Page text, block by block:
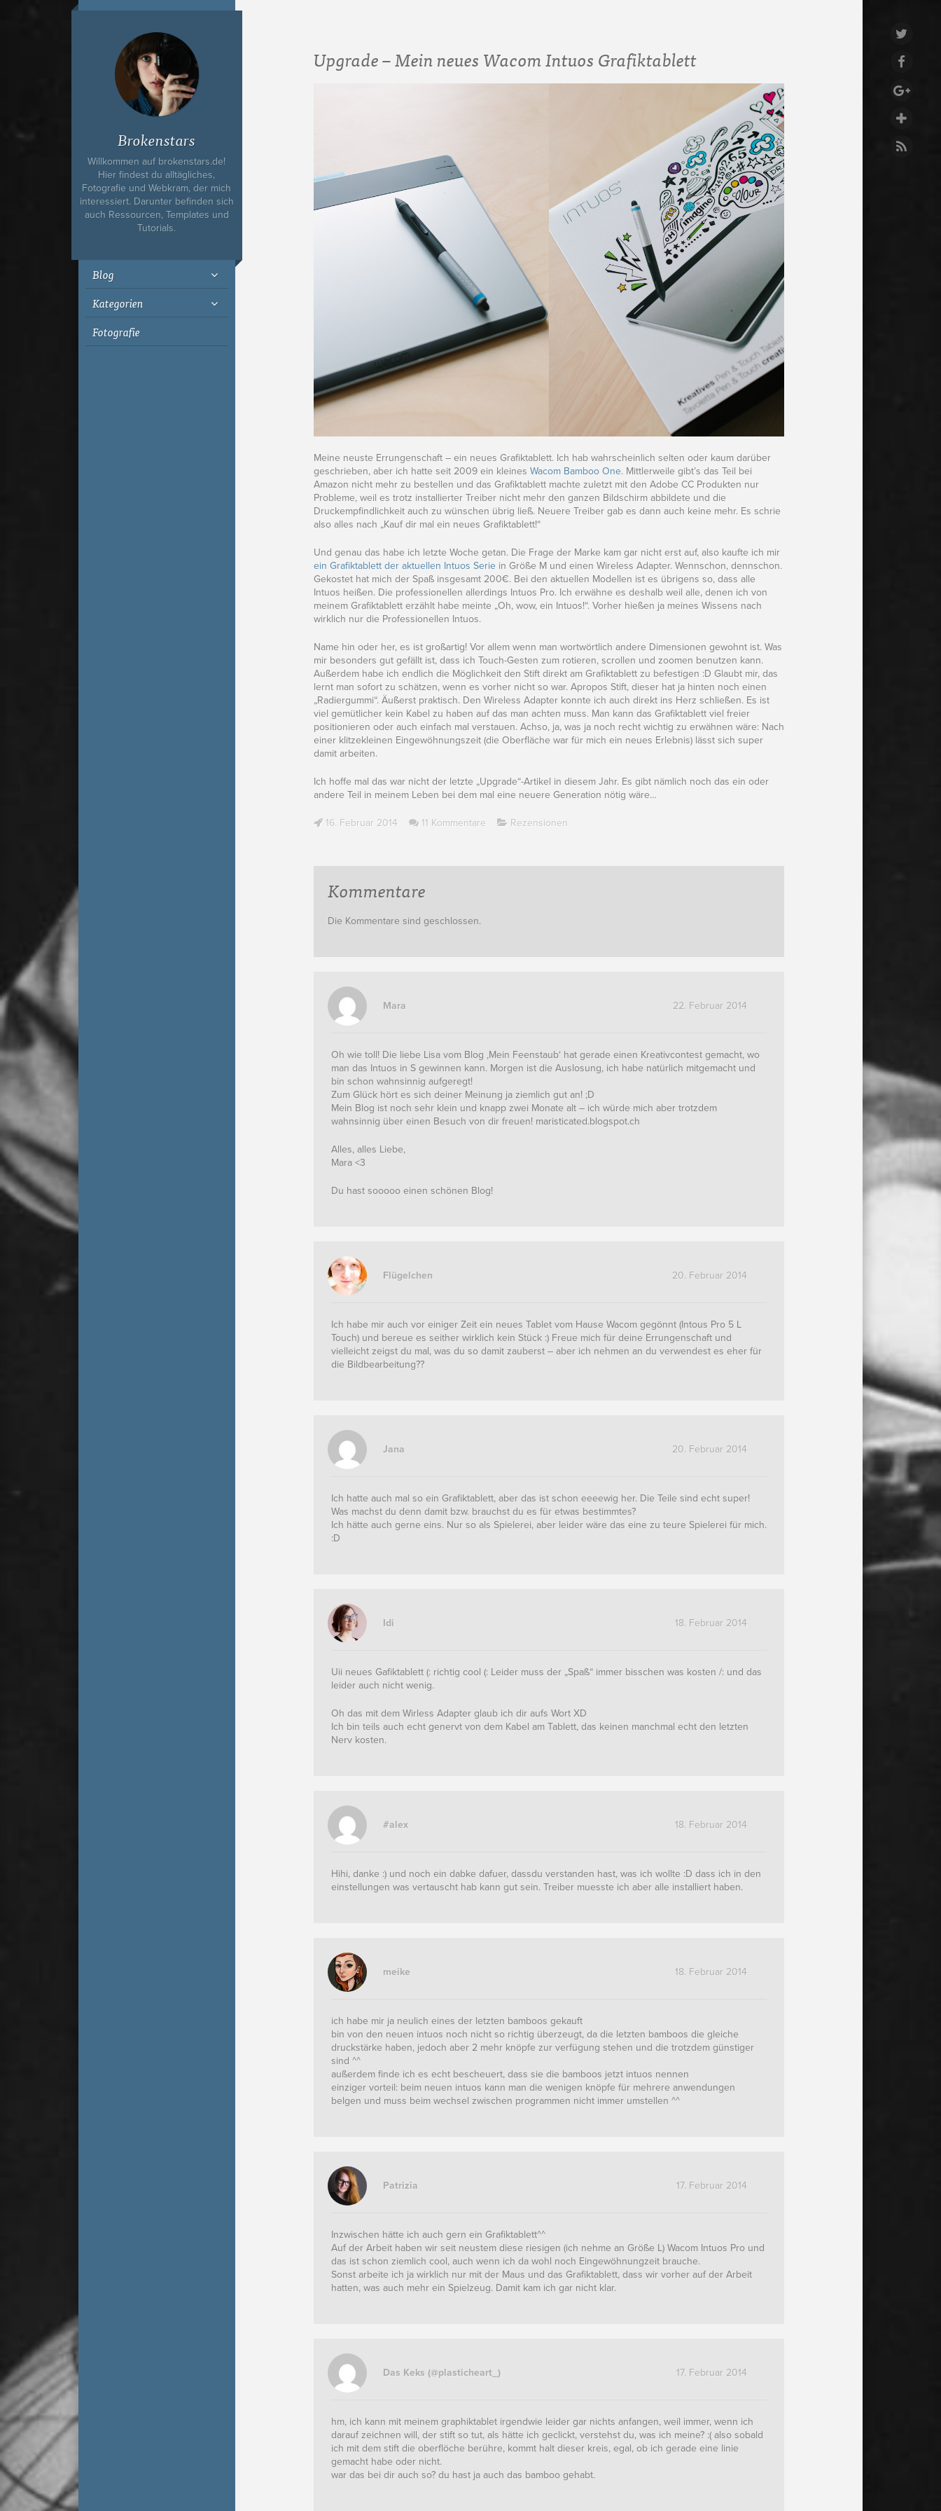
Ich bin Fyn,
23, und
wohne in
Köln
Brokenstars
Willkommen auf brokenstars.de!
Hier findest du alltägliches,
Fotografie und Webkram, der mich
interessiert. Darunter befinden sich
auch Ressourcen, Templates und
Tutorials.
Blog
Kategorien
Fotografie
Upgrade – Mein neues Wacom Intuos Grafiktablett
Meine neuste Errungenschaft – ein neues Grafiktablett. Ich hab wahrscheinlich selten oder kaum darüber
geschrieben, aber ich hatte seit 2009 ein kleines Wacom Bamboo One. Mittlerweile gibt’s das Teil bei
Amazon nicht mehr zu bestellen und das Grafiktablett machte zuletzt mit den Adobe CC Produkten nur
Probleme, weil es trotz installierter Treiber nicht mehr den ganzen Bildschirm abbildete und die
Druckempfindlichkeit auch zu wünschen übrig ließ. Neuere Treiber gab es dann auch keine mehr. Es schrie
also alles nach „Kauf dir mal ein neues Grafiktablett!“
Und genau das habe ich letzte Woche getan. Die Frage der Marke kam gar nicht erst auf, also kaufte ich mir
ein Grafiktablett der aktuellen Intuos Seriein Größe M und einen Wireless Adapter. Wennschon, dennschon.
Gekostet hat mich der Spaß insgesamt 200€. Bei den aktuellen Modellen ist es übrigens so, dass alle
Intuos heißen. Die professionellen allerdings Intuos Pro. Ich erwähne es deshalb weil alle, denen ich von
meinem Grafiktablett erzählt habe meinte „Oh, wow, ein Intuos!“. Vorher hießen ja meines Wissens nach
wirklich nur die Professionellen Intuos.
Name hin oder her, es ist großartig! Vor allem wenn man wortwörtlich andere Dimensionen gewohnt ist. Was
mir besonders gut gefällt ist, dass ich Touch-Gesten zum rotieren, scrollen und zoomen benutzen kann.
Außerdem habe ich endlich die Möglichkeit den Stift direkt am Grafiktablett zu befestigen :D Glaubt mir, das
lernt man sofort zu schätzen, wenn es vorher nicht so war. Apropos Stift, dieser hat ja hinten noch einen
„Radiergummi“. Äußerst praktisch. Den Wireless Adapter konnte ich auch direkt ins Herz schließen. Es ist
viel gemütlicher kein Kabel zu haben auf das man achten muss. Man kann das Grafiktablett viel freier
positionieren oder auch einfach mal verstauen. Achso, ja, was ja noch recht wichtig zu erwähnen wäre: Nach
einer klitzekleinen Eingewöhnungszeit (die Oberfläche war für mich ein neues Erlebnis) lässt sich super
damit arbeiten.
Ich hoffe mal das war nicht der letzte „Upgrade“-Artikel in diesem Jahr. Es gibt nämlich noch das ein oder
andere Teil in meinem Leben bei dem mal eine neuere Generation nötig wäre…
16. Februar 2014 11 Kommentare Rezensionen
Kommentare
Die Kommentare sind geschlossen.
Mara 22. Februar 2014
Oh wie toll! Die liebe Lisa vom Blog ‚Mein Feenstaub‘ hat gerade einen Kreativcontest gemacht, wo
man das Intuos in S gewinnen kann. Morgen ist die Auslosung, ich habe natürlich mitgemacht und
bin schon wahnsinnig aufgeregt!
Zum Glück hört es sich deiner Meinung ja ziemlich gut an! ;D
Mein Blog ist noch sehr klein und knapp zwei Monate alt – ich würde mich aber trotzdem
wahnsinnig über einen Besuch von dir freuen! maristicated.blogspot.ch
Alles, alles Liebe,
Mara <3
Du hast sooooo einen schönen Blog!
Flügelchen 20. Februar 2014
Ich habe mir auch vor einiger Zeit ein neues Tablet vom Hause Wacom gegönnt (Intous Pro 5 L
Touch) und bereue es seither wirklich kein Stück :) Freue mich für deine Errungenschaft und
vielleicht zeigst du mal, was du so damit zauberst – aber ich nehmen an du verwendest es eher für
die Bildbearbeitung??
Jana 20. Februar 2014
Ich hatte auch mal so ein Grafiktablett, aber das ist schon eeeewig her. Die Teile sind echt super!
Was machst du denn damit bzw. brauchst du es für etwas bestimmtes?
Ich hätte auch gerne eins. Nur so als Spielerei, aber leider wäre das eine zu teure Spielerei für mich.
:D
Idi 18. Februar 2014
Uii neues Gafiktablett (: richtig cool (: Leider muss der „Spaß“ immer bisschen was kosten /: und das
leider auch nicht wenig.
Oh das mit dem Wirless Adapter glaub ich dir aufs Wort XD
Ich bin teils auch echt genervt von dem Kabel am Tablett, das keinen manchmal echt den letzten
Nerv kosten.
#alex 18. Februar 2014
Hihi, danke :) und noch ein dabke dafuer, dassdu verstanden hast, was ich wollte :D dass ich in den
einstellungen was vertauscht hab kann gut sein. Treiber muesste ich aber alle installiert haben.
meike 18. Februar 2014
ich habe mir ja neulich eines der letzten bamboos gekauft
bin von den neuen intuos noch nicht so richtig überzeugt, da die letzten bamboos die gleiche
druckstärke haben, jedoch aber 2 mehr knöpfe zur verfügung stehen und die trotzdem günstiger
sind ^^
außerdem finde ich es echt bescheuert, dass sie die bamboos jetzt intuos nennen
einziger vorteil: beim neuen intuos kann man die wenigen knöpfe für mehrere anwendungen
belgen und muss beim wechsel zwischen programmen nicht immer umstellen ^^
Patrizia 17. Februar 2014
Inzwischen hätte ich auch gern ein Grafiktablett^^
Auf der Arbeit haben wir seit neustem diese riesigen (ich nehme an Größe L) Wacom Intuos Pro und
das ist schon ziemlich cool, auch wenn ich da wohl noch Eingewöhnungzeit brauche.
Sonst arbeite ich ja wirklich nur mit der Maus und das Grafiktablett, dass wir vorher auf der Arbeit
hatten, was auch mehr ein Spielzeug. Damit kam ich gar nicht klar.
Das Keks (@plasticheart_) 17. Februar 2014
hm, ich kann mit meinem graphiktablet irgendwie leider gar nichts anfangen, weil immer, wenn ich
darauf zeichnen will, der stift so tut, als hätte ich geclickt, verstehst du, was ich meine? :( also sobald
ich mit dem stift die oberflöche berühre, kommt halt dieser kreis, egal, ob ich gerade eine linie
gemacht habe oder nicht.
war das bei dir auch so? du hast ja auch das bamboo gehabt.